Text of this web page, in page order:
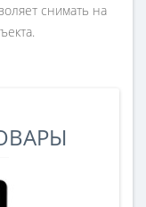
снимать на